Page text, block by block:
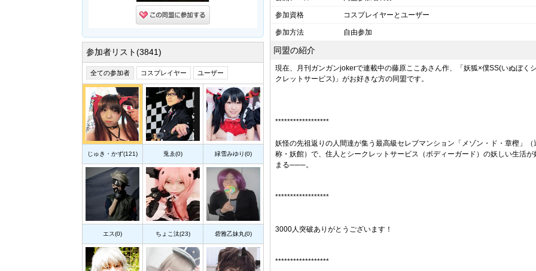
参加者リスト(3841)
全ての参加者 コスプレイヤー ユーザー
じゅき・かず(121) 兎ゑ(0) 緑雪みゆり(0)
エス(0) ちょこ汰(23) 砦雅乙妹丸(0)
参加資格 コスプレイヤーとユーザー
参加方法 自由参加
同盟の紹介
現在、月刊ガンガンjokerで連載中の藤原ここあさん作、「妖狐×僕SS(いぬぼく
クレットサービス)」がお好きな方の同盟です。
******************
妖怪の先祖返りの人間達が集う最高級セレブマンション「メゾン・ド・章樫」（
称・妖館）で、住人とシークレットサービス（ボディーガード）の妖しい生活が
まる───。
******************
3000人突破ありがとうございます！
******************